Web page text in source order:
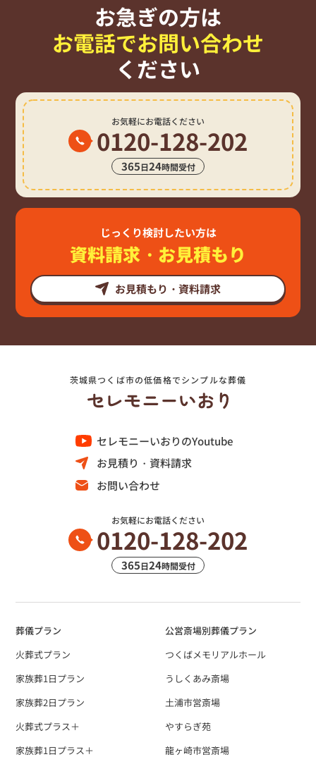
お急ぎの方は
お電話でお問い合わせ
ください
お気軽にお電話ください
0120-128-202
365日24時間受付
じっくり検討したい方は
資料請求・お見積もり
お見積もり・資料請求
茨城県つくば市の低価格でシンプルな葬儀
セレモニーいおりのYoutube
お見積り・資料請求
お問い合わせ
お気軽にお電話ください
0120-128-202
365日24時間受付
葬儀プラン
火葬式プラン
家族葬1日プラン
家族葬2日プラン
火葬式プラス＋
家族葬1日プラス＋
公営斎場別葬儀プラン
つくばメモリアルホール
うしくあみ斎場
土浦市営斎場
やすらぎ苑
龍ヶ崎市営斎場